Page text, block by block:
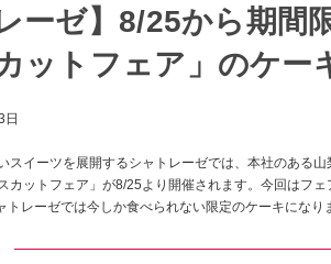
ーゼ】8/25から期間
ットフェア」のケー
スイーツを展開するシャトレーゼでは、本社のある
カットフェア」が8/25より開催されます。今回はフ
トレーゼでは今しか食べられない限定のケーキになり